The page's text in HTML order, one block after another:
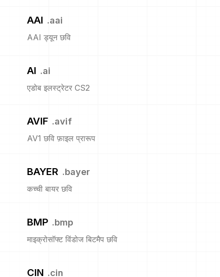
AAI .aai
AAI ड्यून छवि
AI .ai
एडोब इलस्ट्रेटर CS2
AVIF .avif
AV1 छवि फ़ाइल प्रारूप
BAYER .bayer
कच्ची बायर छवि
BMP .bmp
माइक्रोसॉफ्ट विंडोज बिटमैप छवि
CIN .cin